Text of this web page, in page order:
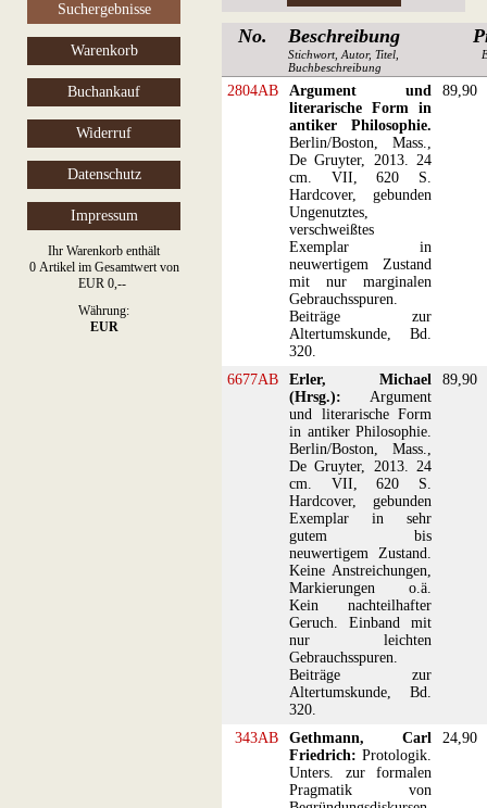
Suchergebnisse
Warenkorb
Buchankauf
Widerruf
Datenschutz
Impressum
Ihr Warenkorb enthält
0 Artikel im Gesamtwert von
EUR 0,--
Währung:
EUR
No. Beschreibung
Stichwort, Autor, Titel,
Buchbeschreibung
2804AB
Argument und
literarische Form in
antiker Philosophie.
Berlin/Boston, Mass.,
De Gruyter, 2013. 24
cm. VII, 620 S.
Hardcover, gebunden
Ungenutztes,
verschweißtes
Exemplar in
neuwertigem Zustand
mit nur marginalen
Gebrauchsspuren.
Beiträge zur
Altertumskunde, Bd.
320.
89,90
6677AB
Erler, Michael
(Hrsg.): Argument
und literarische Form
in antiker Philosophie.
Berlin/Boston, Mass.,
De Gruyter, 2013. 24
cm. VII, 620 S.
Hardcover, gebunden
Exemplar in sehr
gutem bis
neuwertigem Zustand.
Keine Anstreichungen,
Markierungen o.ä.
Kein nachteilhafter
Geruch. Einband mit
nur leichten
Gebrauchsspuren.
Beiträge zur
Altertumskunde, Bd.
320.
89,90
343AB
Gethmann, Carl
Friedrich: Protologik.
Unters. zur formalen
Pragmatik von
24,90